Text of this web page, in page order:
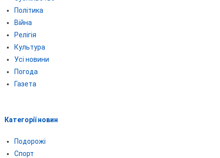
Політика
Війна
Релігія
Культура
Усі новини
Погода
Газета
Категорії новин
Подорожі
Спорт